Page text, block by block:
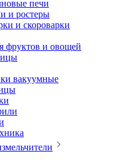
печи
и ростеры
и скороварки
фруктов и овощей
вакуумные